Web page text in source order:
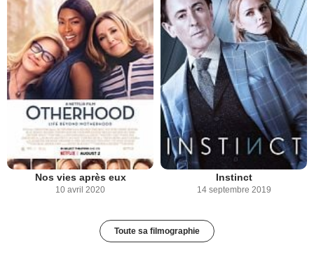
Nos vies après eux
10 avril 2020
Instinct
14 septembre 2019
Toute sa filmographie